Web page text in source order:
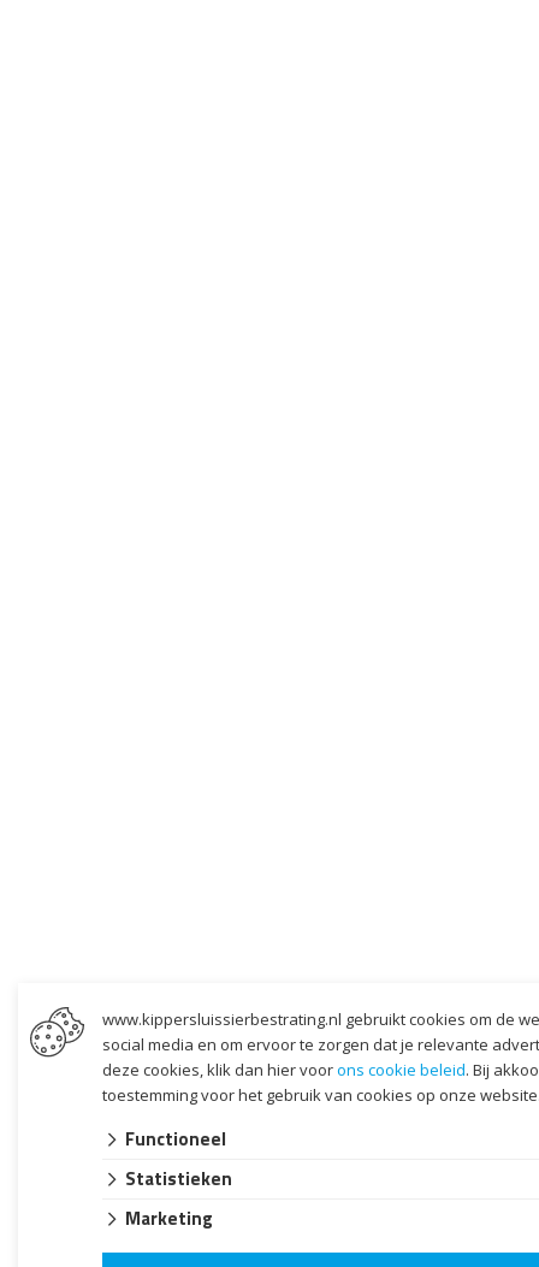
www.kippersluissierbestrating.nl gebruikt cookies om de
social media en om ervoor te zorgen dat je relevante
deze cookies, klik dan hier voorons cookie beleid. Bij
toestemming voor het gebruik van cookies op onze
Functioneel
Statistieken
Marketing